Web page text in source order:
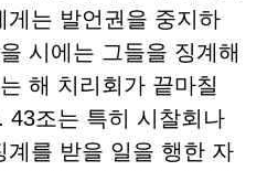
게는 발언권을 중지하
시에는 그들을 징계해
해 치리회가 끝마칠
43조는 특히 시찰회나
계를 받을 일을 행한 자